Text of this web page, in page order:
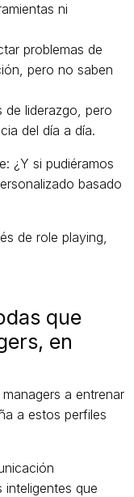
ni
problemas de
pero no saben
de liderazgo, pero
del día a día.
¿Y si pudiéramos
basado
de role playing,
que
en
a entrenar
a estos perfiles
inteligentes que